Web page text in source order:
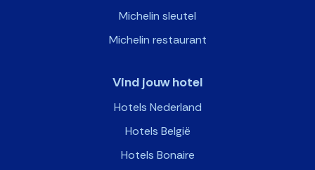
Michelin sleutel
Michelin restaurant
Vind jouw hotel
Hotels Nederland
Hotels België
Hotels Bonaire